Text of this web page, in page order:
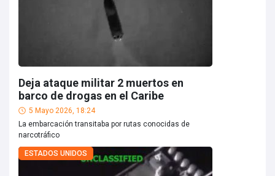
Deja ataque militar 2 muertos en
barco de drogas en el Caribe
5 Mayo 2026, 18:24
La embarcación transitaba por rutas conocidas de
narcotráfico
ESTADOS UNIDOS